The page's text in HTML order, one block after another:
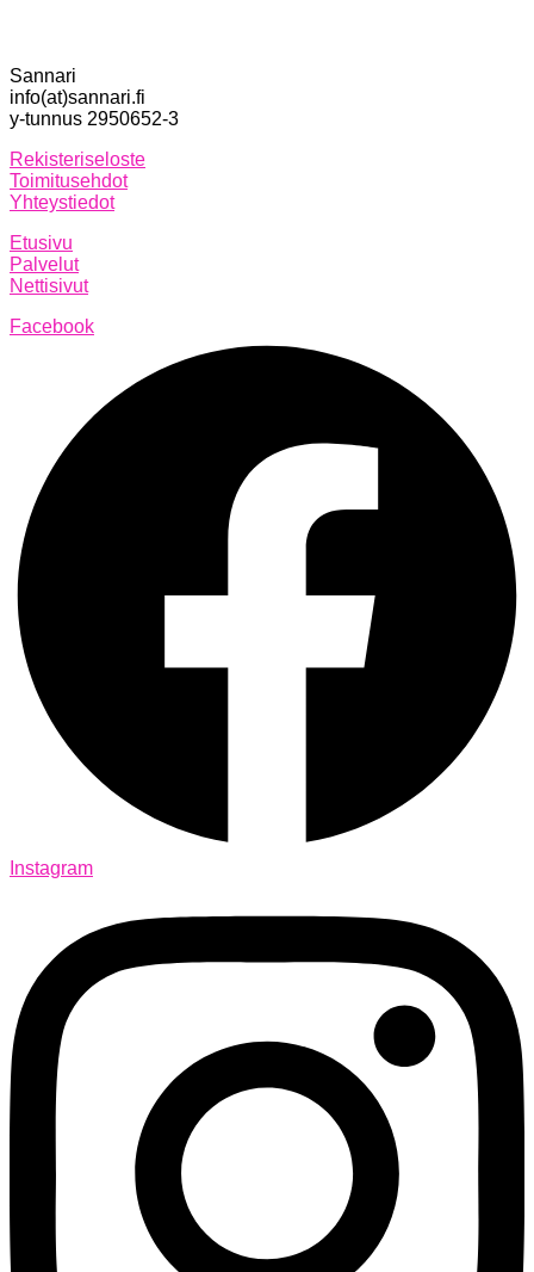
Sannari
info(at)sannari.fi
y-tunnus 2950652-3
Rekisteriseloste
Toimitusehdot
Yhteystiedot
Etusivu
Palvelut
Nettisivut
Facebook
Instagram